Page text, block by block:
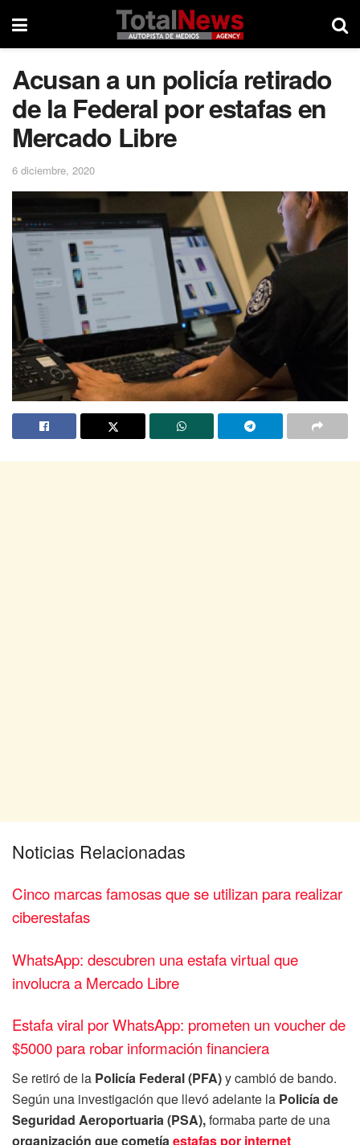
Acusan a un policía retirado
de la Federal por estafas en
Mercado Libre
6 diciembre, 2020
Noticias Relacionadas
Cinco marcas famosas que se utilizan para realizar
ciberestafas
WhatsApp: descubren una estafa virtual que
involucra a Mercado Libre
Estafa viral por WhatsApp: prometen un voucher de
$5000 para robar información financiera
Se retiró de la Policía Federal (PFA)y cambió de bando.
Según una investigación que llevó adelante la Policía de
Seguridad Aeroportuaria (PSA),formaba parte de una
organización que cometía estafas por internet